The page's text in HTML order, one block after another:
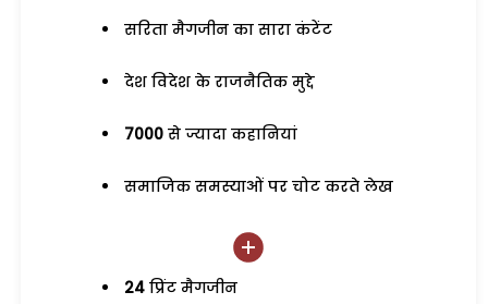
सरिता मैगजीन का सारा कंटेंट
देश विदेश के राजनैतिक मुद्दे
7000 से ज्यादा कहानियां
समाजिक समस्याओं पर चोट करते लेख
24 प्रिंट मैगजीन